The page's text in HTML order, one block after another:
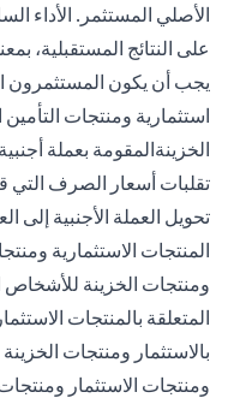
الأصلي المستثمر. الأداء
على النتائج المستقبلية،
يجب أن يكون المستثمرون
استثمارية ومنتجات
الخزينةالمقومة بعملة
تقلبات أسعار الصرف
تحويل العملة الأجنبية إلى
المنتجات الاستثمارية
ومنتجات الخزينة للأشخاص
المتعلقة بالمنتجات
بالاستثمار ومنتجات
ومنتجات الاستثمار